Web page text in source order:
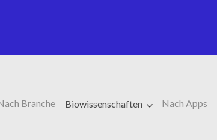
Branche Biowissenschaften Nach Apps